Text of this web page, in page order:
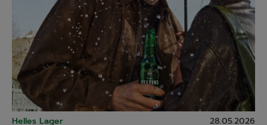
Helles Lager 28.05.2026